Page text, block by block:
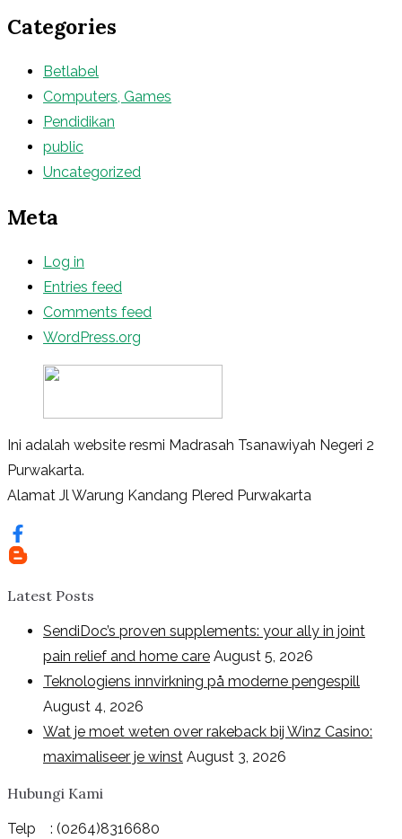
Categories
Betlabel
Computers, Games
Pendidikan
public
Uncategorized
Meta
Log in
Entries feed
Comments feed
WordPress.org
Ini adalah website resmi Madrasah Tsanawiyah Negeri 2
Purwakarta.
Alamat Jl Warung Kandang Plered Purwakarta
Latest Posts
SendiDoc’s proven supplements: your ally in joint
pain relief and home care August 5, 2026
Teknologiens innvirkning på moderne pengespill
August 4, 2026
Wat je moet weten over rakeback bij Winz Casino:
maximaliseer je winst August 3, 2026
Hubungi Kami
Telp : (0264)8316680